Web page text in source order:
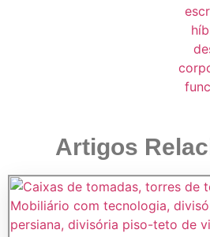
Artigos